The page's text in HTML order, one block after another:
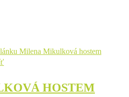
HOSTEM